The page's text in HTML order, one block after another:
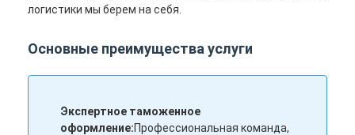
логистики мы берем на себя.
Основные преимущества услуги
Экспертное таможенное
оформление:Профессиональная команда,